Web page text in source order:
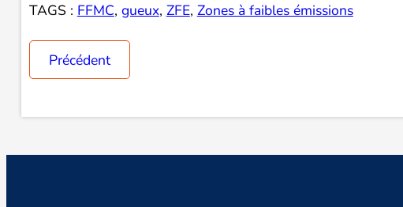
TAGS : FFMC, gueux, ZFE, Zones à faibles émissions
Précédent